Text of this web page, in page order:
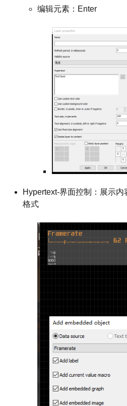
编辑元素：Enter
Hypertext-界面控制：展示
格式